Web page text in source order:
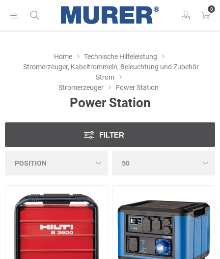
0
Home
Technische Hilfeleistung
Stromerzeuger, Kabeltrommeln, Beleuchtung und Zubehör
Strom
Stromerzeuger
Power Station
Power Station
FILTER